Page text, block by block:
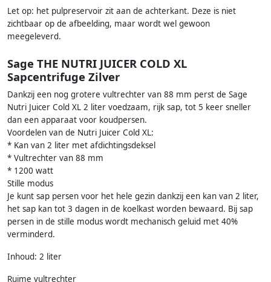
Let op: het pulpreservoir zit aan de achterkant. Deze is niet
zichtbaar op de afbeelding, maar wordt wel gewoon
meegeleverd.
Sage THE NUTRI JUICER COLD XL
Sapcentrifuge Zilver
Dankzij een nog grotere vultrechter van 88 mm perst de Sage
Nutri Juicer Cold XL 2 liter voedzaam, rijk sap, tot 5 keer sneller
dan een apparaat voor koudpersen.
Voordelen van de Nutri Juicer Cold XL:
* Kan van 2 liter met afdichtingsdeksel
* Vultrechter van 88 mm
* 1200 watt
Stille modus
Je kunt sap persen voor het hele gezin dankzij een kan van 2 liter,
het sap kan tot 3 dagen in de koelkast worden bewaard. Bij sap
persen in de stille modus wordt mechanisch geluid met 40%
verminderd.
Inhoud: 2 liter
Ruime vultrechter